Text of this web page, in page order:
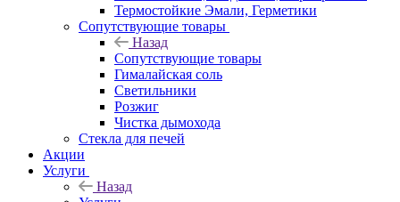
Термостойкие Эмали, Герметики
Сопутствующие товары
Назад
Сопутствующие товары
Гималайская соль
Светильники
Розжиг
Чистка дымохода
Стекла для печей
Акции
Услуги
Назад